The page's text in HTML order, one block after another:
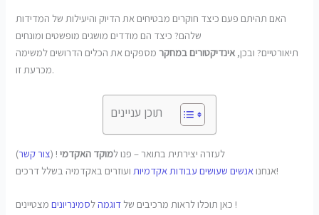
האם תהיתם פעם כיצד חוקרים מבטיחים את הדיוק והיעילות של המדידות
שלהם? כיצד הם מודדים מושגים מופשטים ומונחים
תיאורטיים? ובכן,אינדיקטורים במחקרמספקים את הכלים הדרושים למשימה
מכרעת זו.
תוכן עניינים
לעזרה יצירתית בתואר – פנו למוקד האקדמי! (צור קשר)
אנחנואנשים שעושים עבודות אקדמיות ועוזרים באקדמיה בשלל דרכים!
כאן תוכלו לראות מרכיבים של דוגמהלסמינריונים מצטיינים !